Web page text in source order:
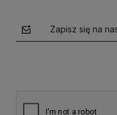
Zapisz się na